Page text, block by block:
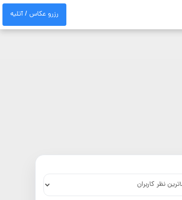
رزرو عکاس / آتلیه